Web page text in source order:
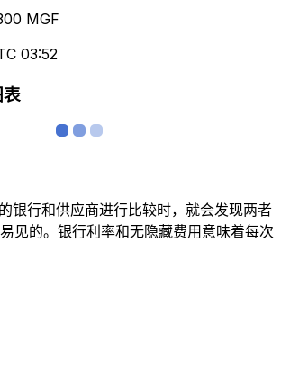
MGF
03:52
表
银行和供应商进行比较时，就会发现两者
见的。银行利率和无隐藏费用意味着每次